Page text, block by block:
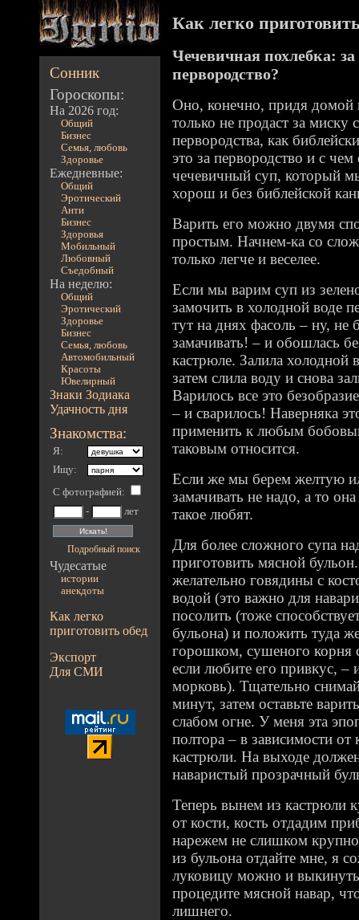
Сонник
Гороскопы:
На 2026 год:
Общий
Бизнес
Семья, любовь
Здоровье
Ежедневные:
Общий
Эротический
Анти
Бизнес
Здоровья
Мобильный
Любовный
Съедобный
На неделю:
Общий
Эротический
Здоровье
Бизнес
Семья, любовь
Автомобильный
Красоты
Ювелирный
Знаки Зодиака
Удачность дня
Знакомства:
Я:
Ищу:
С фотографией:
-
лет
Подробный поиск
Чудесатые
истории
анекдоты
Как легко
приготовить обед
Экспорт
Для СМИ
Как легко
Чечевичная похлебка:
первородство?
Оно, конечно, придя
только не продаст за
первородства, как
это за первородство и с
чечевичный суп, который
хорош и без библейской
Варить его можно двумя
простым. Начнем-ка со
только легче и веселее.
Если мы варим суп из
замочить в холодной воде
тут на днях фасоль – ну, не
замачивать! – и обошлась
кастрюле. Залила холодной
затем слила воду и снова
Варилось все это
– и сварилось! Наверняка
применить к любым
таковым относится.
Если же мы берем желтую
замачивать не надо, а то
такое любят.
Для более сложного супа
приготовить мясной
желательно говядины с
водой (это важно для
посолить (тоже
бульона) и положить туда
горошком, сушеного корня
если любите его привкус,
морковь). Тщательно
минут, затем оставьте
слабом огне. У меня эта
полтора – в зависимости от
кастрюли. На выходе
наваристый прозрачный
Теперь вынем из кастрюли
от кости, кость отдадим
нарежем не слишком
из бульона отдайте мне, я
луковицу можно и
процедите мясной навар,
лишнего.